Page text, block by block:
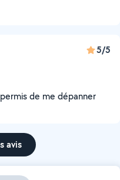
5/5
de me dépanner
avis